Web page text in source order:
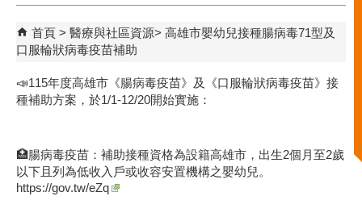
首頁 醫療與社區資源
高雄市嬰幼兒接種腸病毒71型及
口服輪狀病毒疫苗補助
📣115年度高雄市《腸病毒疫苗》及《口服輪狀病毒疫苗》接
種補助方案，於1/1-12/20開始實施：
🏥腸病毒疫苗：補助接種資格為設籍高雄市，出生2個月至2歲
以下且列為低收入戶或收容安置機構之嬰幼兒。
https://gov.tw/eZq